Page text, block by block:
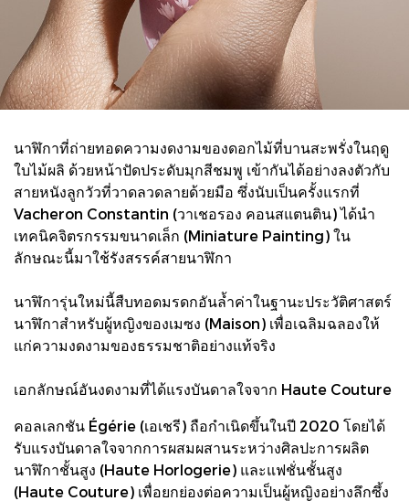
นาฬิกาที่ถ่ายทอดความงดงามของดอกไม้ที่บานสะพรั่งในฤดู
ใบไม้ผลิ ด้วยหน้าปัดประดับมุกสีชมพู เข้ากันได้อย่างลงตัวกับ
สายหนังลูกวัวที่วาดลวดลายด้วยมือ ซึ่งนับเป็นครั้งแรกที่
Vacheron Constantin (วาเชอรอง คอนสแตนติน) ได้นำ
เทคนิคจิตรกรรมขนาดเล็ก (Miniature Painting) ใน
ลักษณะนี้มาใช้รังสรรค์สายนาฬิกา
นาฬิการุ่นใหม่นี้สืบทอดมรดกอันล้ำค่าในฐานะประวัติศาสตร์
นาฬิกาสำหรับผู้หญิงของเมซง (Maison) เพื่อเฉลิมฉลองให้
แก่ความงดงามของธรรมชาติอย่างแท้จริง
เอกลักษณ์อันงดงามที่ได้แรงบันดาลใจจาก Haute Couture
คอลเลกชัน Égérie (เอเชรี) ถือกำเนิดขึ้นในปี 2020 โดยได้
รับแรงบันดาลใจจากการผสมผสานระหว่างศิลปะการผลิต
นาฬิกาชั้นสูง (Haute Horlogerie) และแฟชั่นชั้นสูง
(Haute Couture) เพื่อยกย่องต่อความเป็นผู้หญิงอย่างลึกซึ้ง